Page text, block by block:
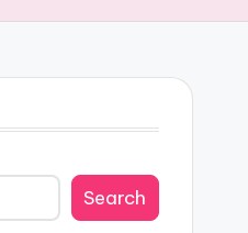
Search